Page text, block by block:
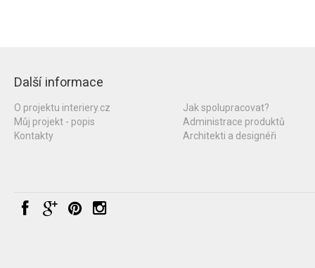
Další informace
O projektu interiery.cz
Můj projekt - popis
Kontakty
Jak spolupracovat?
Administrace produktů
Architekti a designéři